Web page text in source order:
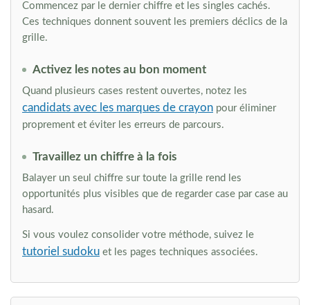
Commencez par le dernier chiffre et les singles cachés.
Ces techniques donnent souvent les premiers déclics de la
grille.
Activez les notes au bon moment
Quand plusieurs cases restent ouvertes, notez les
candidats avec les marques de crayon pour éliminer
proprement et éviter les erreurs de parcours.
Travaillez un chiffre à la fois
Balayer un seul chiffre sur toute la grille rend les
opportunités plus visibles que de regarder case par case au
hasard.
Si vous voulez consolider votre méthode, suivez le
tutoriel sudoku et les pages techniques associées.